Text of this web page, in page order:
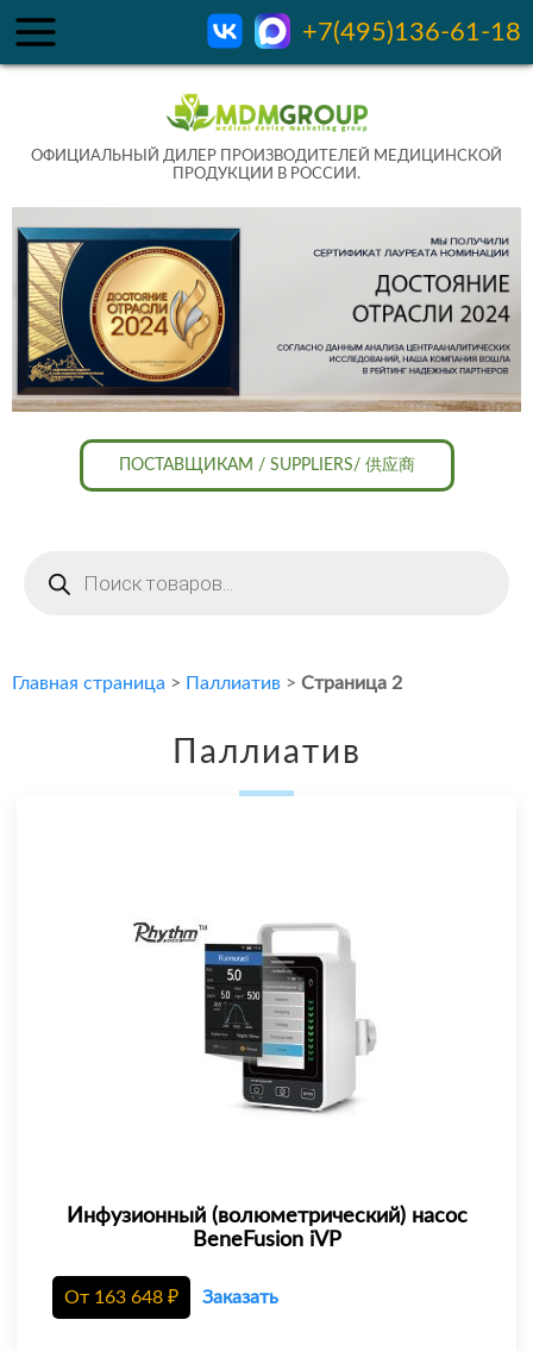
+7(495)136-61-18
ОФИЦИАЛЬНЫЙ ДИЛЕР ПРОИЗВОДИТЕЛЕЙ МЕДИЦИНСКОЙ
ПРОДУКЦИИ В РОССИИ.
ПОСТАВЩИКАМ / SUPPLIERS/ 供应商
товаров
Главная страница > Паллиатив > Страница 2
Паллиатив
Инфузионный (волюметрический) насос
BeneFusion iVP
От 163 648 ₽ Заказать